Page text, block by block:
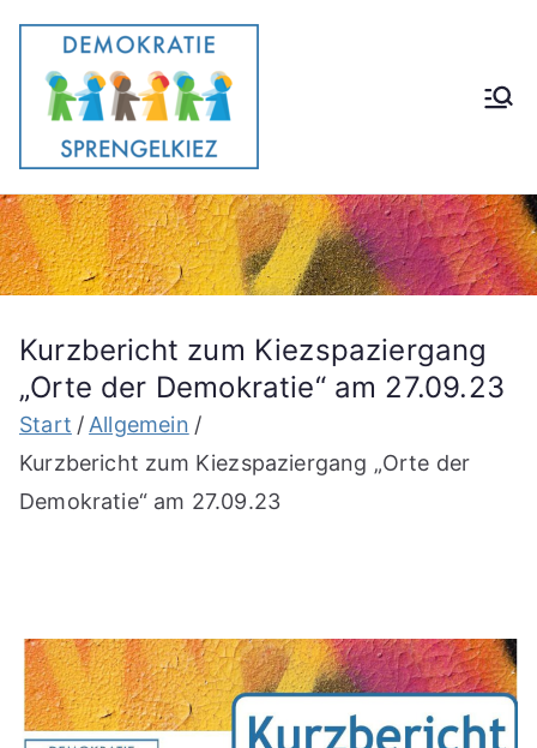
springen
Demokrati
eförderun
g im
Stadtteil
Gemeinsam im Stadtteil e.V.
Kurzbericht zum Kiezspaziergang
„Orte der Demokratie“ am 27.09.23
Start
Allgemein
Kurzbericht zum Kiezspaziergang „Orte der
Demokratie“ am 27.09.23